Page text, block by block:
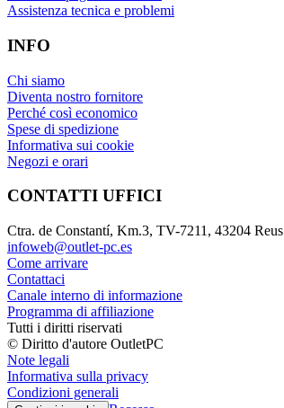
Assistenza tecnica e problemi
INFO
Chi siamo
Diventa nostro fornitore
Perché così economico
Spese di spedizione
Informativa sui cookie
Negozi e orari
CONTATTI UFFICI
Ctra. de Constantí, Km.3, TV-7211, 43204 Reus
infoweb@outlet-pc.es
Come arrivare
Contattaci
Canale interno di informazione
Programma di affiliazione
Tutti i diritti riservati
© Diritto d'autore OutletPC
Note legali
Informativa sulla privacy
Condizioni generali